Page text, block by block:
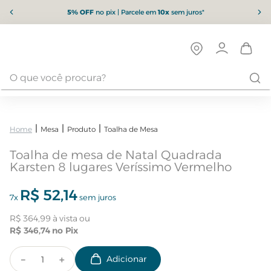
5% OFFno pix | Parcele em10xsem juros*
Mesa Produto Toalha de Mesa
Toalha de mesa de Natal Quadrada
Karsten 8 lugares Veríssimo Vermelho
7x R$ 52,14sem juros
R$ 364,99
R$ 346,74
＋
－